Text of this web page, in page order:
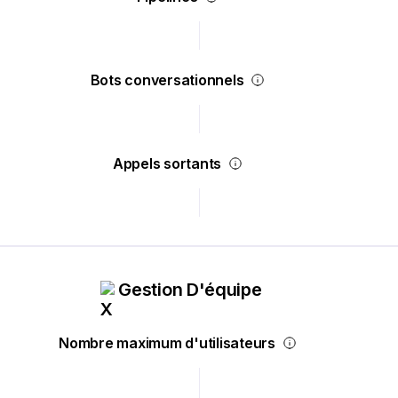
Bots conversationnels
Appels sortants
Gestion D'équipe
Nombre maximum d'utilisateurs